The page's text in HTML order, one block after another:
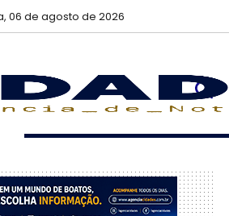
06 de agosto de 2026